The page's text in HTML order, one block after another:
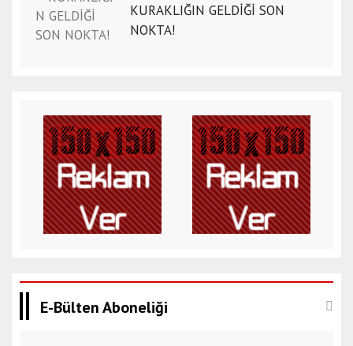
KURAKLIĞIN GELDİĞİ SON
NOKTA!
E-Bülten Aboneliği